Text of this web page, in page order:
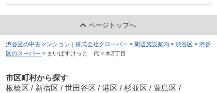
ページトップへ
渋谷区の中古マンション｜株式会社クローバー > 周辺施設案内 > 渋谷区 > 渋谷
区のスーパー > まいばすけっと 代々木2丁目
市区町村から探す
板橋区 / 新宿区 / 世田谷区 / 港区 / 杉並区 / 豊島区 /